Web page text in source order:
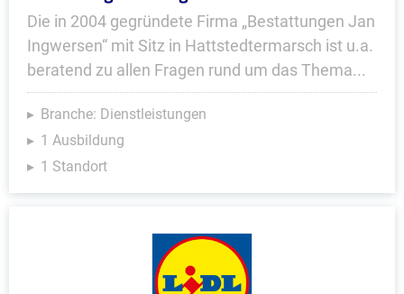
Die in 2004 gegründete Firma „Bestattungen Jan
Ingwersen“ mit Sitz in Hattstedtermarsch ist u.a.
beratend zu allen Fragen rund um das Thema...
Branche: Dienstleistungen
1 Ausbildung
1 Standort